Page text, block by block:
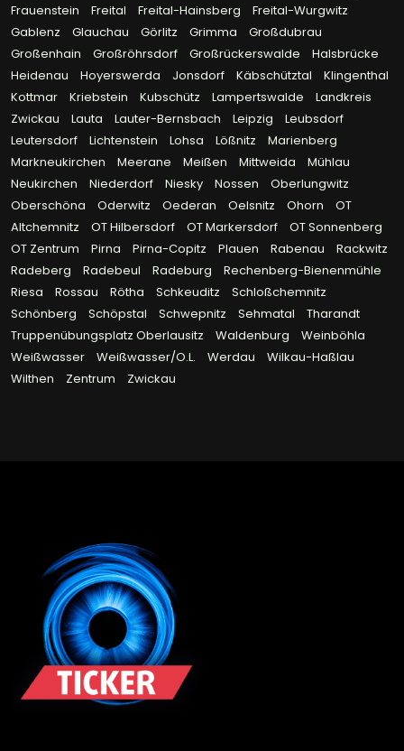
Frauenstein
Freital Freital-Hainsberg
Freital-Wurgwitz
Gablenz
Glauchau Görlitz Grimma
Großdubrau
Großenhain
Großröhrsdorf Großrückerswalde
Halsbrücke
Heidenau
Hoyerswerda Jonsdorf Käbschütztal
Klingenthal
Kottmar
Kriebstein Kubschütz Lampertswalde
Landkreis
Zwickau
Lauta Lauter-Bernsbach Leipzig
Leubsdorf
Leutersdorf
Lichtenstein Lohsa Lößnitz
Marienberg
Markneukirchen
Meerane Meißen Mittweida
Mühlau
Neukirchen
Niederdorf Niesky Nossen
Oberlungwitz
Oberschöna
Oderwitz Oederan Oelsnitz Ohorn
OT
Altchemnitz
OT Hilbersdorf OT Markersdorf
OT Sonnenberg
OT Zentrum
Pirna Pirna-Copitz Plauen Rabenau
Rackwitz
Radeberg
Radebeul Radeburg
Rechenberg-Bienenmühle
Riesa
Rossau Rötha Schkeuditz
Schloßchemnitz
Schönberg
Schöpstal Schwepnitz Sehmatal
Tharandt
Truppenübungsplatz Oberlausitz
Waldenburg
Weinböhla
Weißwasser
Weißwasser/O.L. Werdau
Wilkau-Haßlau
Wilthen
Zentrum Zwickau